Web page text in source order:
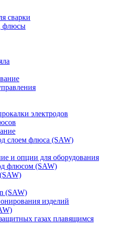
сварки
флюсы
электродов
слоем флюса (SAW)
и опции для оборудования
флюсом (SAW)
(SAW)
изделий
газах плавящимся